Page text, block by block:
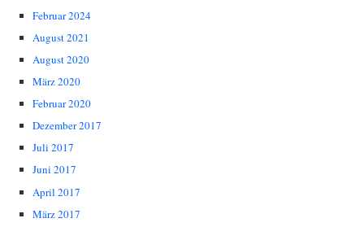
Februar 2024
August 2021
August 2020
März 2020
Februar 2020
Dezember 2017
Juli 2017
Juni 2017
April 2017
März 2017